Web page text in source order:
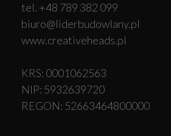
tel. +48 789 382 099
biuro@liderbudowlany.pl
www.creativeheads.pl
KRS: 0001062563
NIP: 5932639720
REGON: 52663464800000